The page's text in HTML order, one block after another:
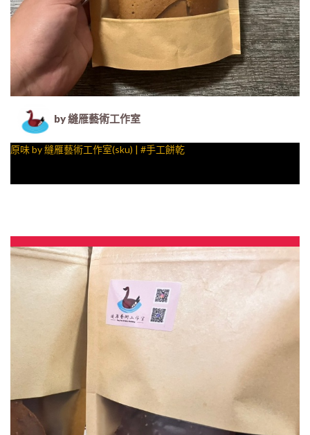
by 縫雁藝術工作室
原味 by 縫雁藝術工作室(sku) | #手工餅乾